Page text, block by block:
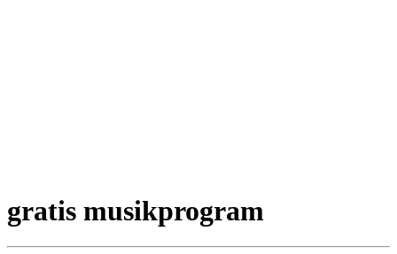
gratis musikprogram